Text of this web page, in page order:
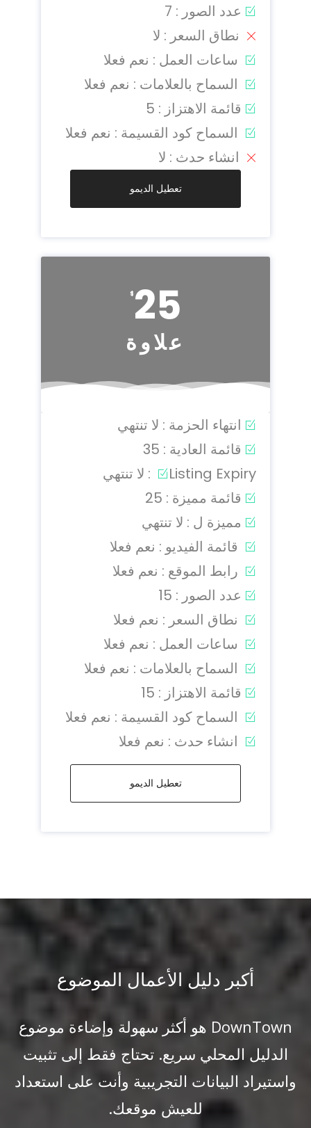
عدد الصور : 7
نطاق السعر : لا
ساعات العمل : نعم فعلا
السماح بالعلامات : نعم فعلا
قائمة الاهتزاز : 5
السماح كود القسيمة : نعم فعلا
انشاء حدث : لا
تعطيل الديمو
$ 25
علاوة
انتهاء الحزمة : لا تنتهي
قائمة العادية : 35
Listing Expiry : لا تنتهي
قائمة مميزة : 25
مميزة ل : لا تنتهي
قائمة الفيديو : نعم فعلا
رابط الموقع : نعم فعلا
عدد الصور : 15
نطاق السعر : نعم فعلا
ساعات العمل : نعم فعلا
السماح بالعلامات : نعم فعلا
قائمة الاهتزاز : 15
السماح كود القسيمة : نعم فعلا
انشاء حدث : نعم فعلا
تعطيل الديمو
أكبر دليل الأعمال الموضوع
DownTown هو أكثر سهولة وإضاءة موضوع
الدليل المحلي سريع. تحتاج فقط إلى تثبيت
واستيراد البيانات التجريبية وأنت على استعداد
للعيش موقعك.